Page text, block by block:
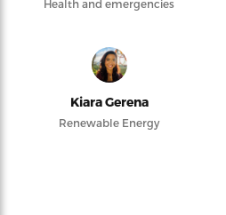
Health and emergencies
Kiara Gerena
Renewable Energy